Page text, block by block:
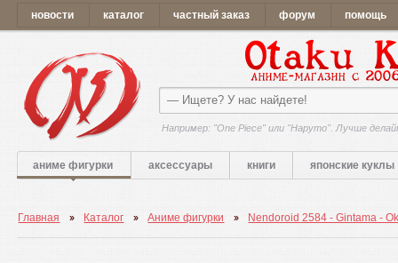
новости каталог частный заказ форум помощь
Например: "One Piece" или "Наруто". Лучше
аниме фигурки аксессуары книги японские куклы
Главная Каталог Аниме фигурки Nendoroid 2584 - Gintama -